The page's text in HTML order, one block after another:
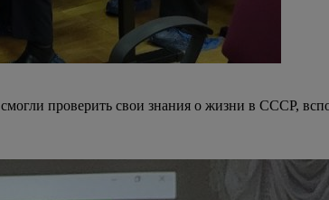
проверить свои знания о жизни в СССР,